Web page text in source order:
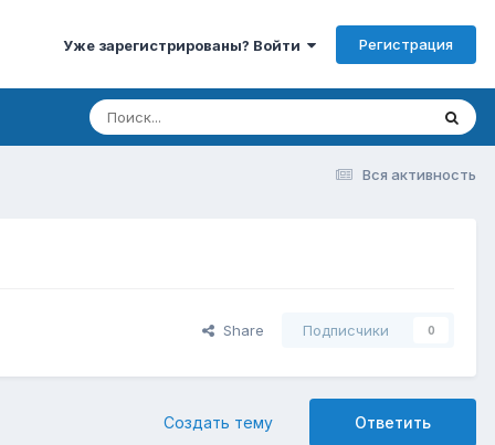
Уже зарегистрированы? Войти Регистрация
Вся активность
Share Подписчики 0
Ответить
Создать тему